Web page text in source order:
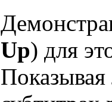
Up) для